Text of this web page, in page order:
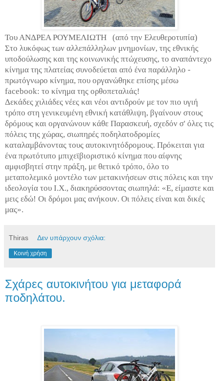
Του ΑΝΔΡΕΑ ΡΟΥΜΕΛΙΩΤΗ (από την Ελευθεροτυπία)
Στο λυκόφως των αλλεπάλληλων μνημονίων, της εθνικής
υποδούλωσης και της κοινωνικής πτώχευσης, το αναπάντεχο
κίνημα της πλατείας συνοδεύεται από ένα παράλληλο -
πρωτόγνωρο κίνημα, που οργανώθηκε επίσης μέσω
facebook: το κίνημα της ορθοπεταλιάς!
Δεκάδες χιλιάδες νέες και νέοι αντιδρούν με τον πιο υγιή
τρόπο στη γενικευμένη εθνική κατάθλιψη, βγαίνουν στους
δρόμους και οργανώνουν κάθε Παρασκευή, σχεδόν σ' όλες τις
πόλεις της χώρας, σιωπηρές ποδηλατοδρομίες
καταλαμβάνοντας τους αυτοκινητόδρομους. Πρόκειται για
ένα πρωτότυπο μπιχεϊβιοριστικό κίνημα που αίφνης
αμφισβητεί στην πράξη, με θετικό τρόπο, όλο το
μεταπολεμικό μοντέλο των μετακινήσεων στις πόλεις και την
ιδεολογία του Ι.Χ., διακηρύσσοντας σιωπηλά: «Ε, είμαστε και
μεις εδώ! Οι δρόμοι μας ανήκουν. Οι πόλεις είναι και δικές
μας».
Thiras Δεν υπάρχουν σχόλια:
Κοινή χρήση
Σχάρες αυτοκινήτου για μεταφορά
ποδηλάτου.